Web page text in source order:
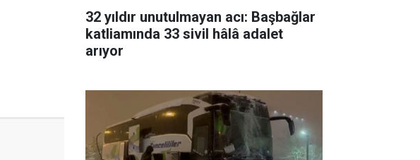
32 yıldır unutulmayan acı: Başbağlar
katliamında 33 sivil hâlâ adalet
arıyor